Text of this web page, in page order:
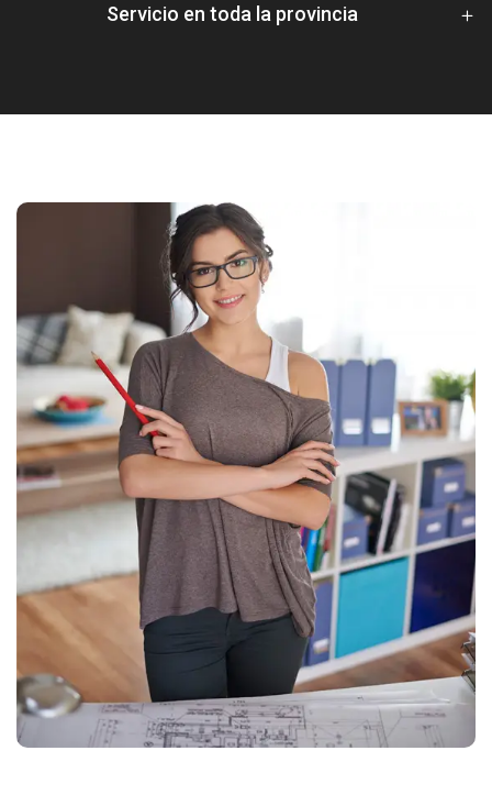
Servicio en toda la provincia